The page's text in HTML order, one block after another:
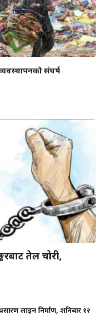
संघर्ष
तेल चोरी,
लाइन निर्माण, शनिबार १२